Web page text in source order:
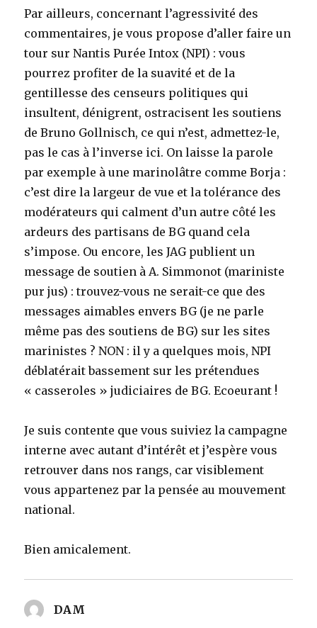
Par ailleurs, concernant l’agressivité des
commentaires, je vous propose d’aller faire un
tour sur Nantis Purée Intox (NPI) : vous
pourrez profiter de la suavité et de la
gentillesse des censeurs politiques qui
insultent, dénigrent, ostracisent les soutiens
de Bruno Gollnisch, ce qui n’est, admettez-le,
pas le cas à l’inverse ici. On laisse la parole
par exemple à une marinolâtre comme Borja :
c’est dire la largeur de vue et la tolérance des
modérateurs qui calment d’un autre côté les
ardeurs des partisans de BG quand cela
s’impose. Ou encore, les JAG publient un
message de soutien à A. Simmonot (mariniste
pur jus) : trouvez-vous ne serait-ce que des
messages aimables envers BG (je ne parle
même pas des soutiens de BG) sur les sites
marinistes ? NON : il y a quelques mois, NPI
déblatérait bassement sur les prétendues
« casseroles » judiciaires de BG. Ecoeurant !
Je suis contente que vous suiviez la campagne
interne avec autant d’intérêt et j’espère vous
retrouver dans nos rangs, car visiblement
vous appartenez par la pensée au mouvement
national.
Bien amicalement.
DAM